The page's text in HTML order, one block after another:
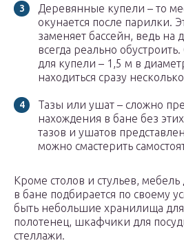
Деревянные купели – то
окунается после парилки.
заменяет бассейн, ведь на
всегда реально
для купели – 1,5 м в
находиться сразу
Тазы или ушат – сложно
нахождения в бане без
тазов и ушатов
можно смастерить
Кроме столов и стульев,
в бане подбирается по своему
быть небольшие хранилища
полотенец, шкафчики для
стеллажи.